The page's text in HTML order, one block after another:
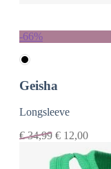
-66%
Geisha
Longsleeve
€34,99 € 12,00